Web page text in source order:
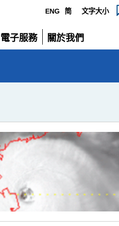
ENG 简 文字大小
電子服務
展
關於我們
展